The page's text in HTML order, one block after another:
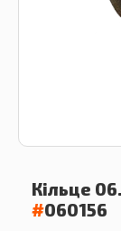
Кільце
#060156